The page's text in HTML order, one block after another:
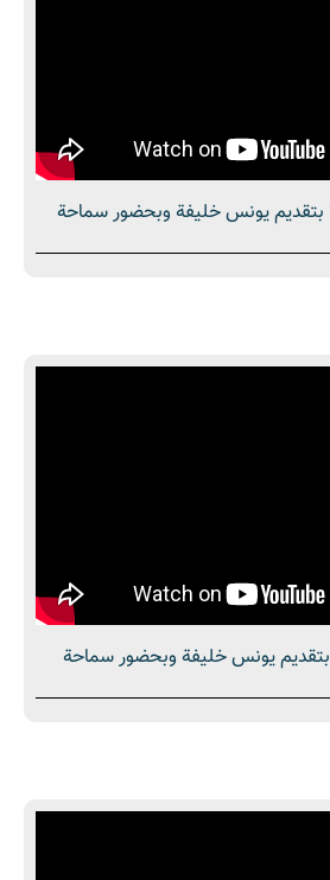
نور مبین 16 رجب 1447 بتقديم يونس خليفة وبحضور سماحة
نور مبین 9 رجب 1447 بتقديم يونس خليفة وبحضور سماحة